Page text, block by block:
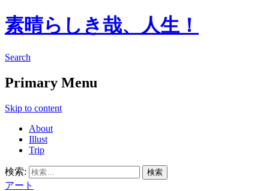
素晴らしき哉、人生！
Search
Primary Menu
Skip to content
About
Illust
Trip
検索:
アート